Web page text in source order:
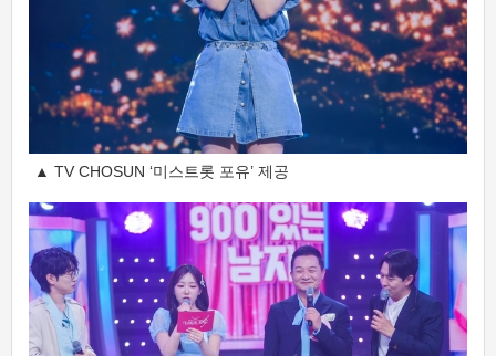
▲ TV CHOSUN ‘미스트롯 포유’ 제공